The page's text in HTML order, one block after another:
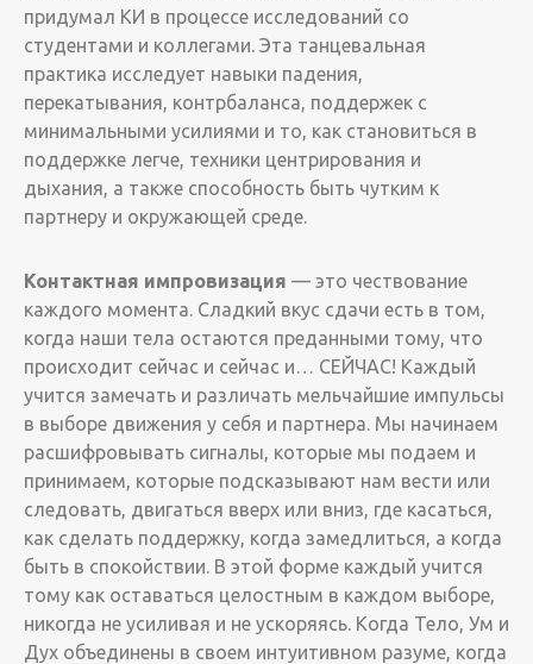
придумал КИ в процессе исследований со
студентами и коллегами. Эта танцевальная
практика исследует навыки падения,
перекатывания, контрбаланса, поддержек с
минимальными усилиями и то, как становиться в
поддержке легче, техники центрирования и
дыхания, а также способность быть чутким к
партнеру и окружающей среде.
Контактная импровизация — это чествование
каждого момента. Сладкий вкус сдачи есть в том,
когда наши тела остаются преданными тому, что
происходит сейчас и сейчас и… СЕЙЧАС! Каждый
учится замечать и различать мельчайшие импульсы
в выборе движения у себя и партнера. Мы начинаем
расшифровывать сигналы, которые мы подаем и
принимаем, которые подсказывают нам вести или
следовать, двигаться вверх или вниз, где касаться,
как сделать поддержку, когда замедлиться, а когда
быть в спокойствии. В этой форме каждый учится
тому как оставаться целостным в каждом выборе,
никогда не усиливая и не ускоряясь. Когда Тело, Ум и
Дух объединены в своем интуитивном разуме, когда